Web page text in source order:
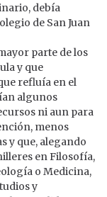
debía
de San Juan
parte de los
y que
refluía en el
algunos
ni aun para
menos
y que, alegando
en Filosofía,
o Medicina,
y